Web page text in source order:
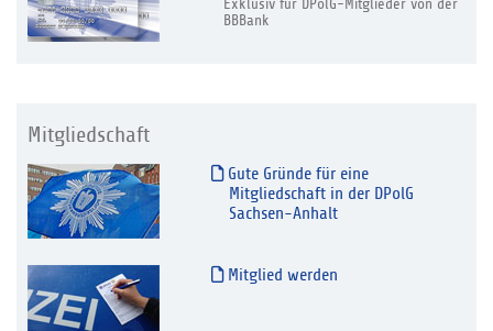
Exklusiv für DPolG-Mitglieder von der
BBBank
Mitgliedschaft
Gute Gründe für eine
Mitgliedschaft in der DPolG
Sachsen-Anhalt
Mitglied werden